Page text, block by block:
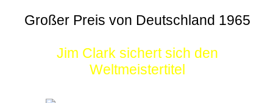
Großer Preis von Deutschland 1965
Jim Clark sichert sich den
Weltmeistertitel